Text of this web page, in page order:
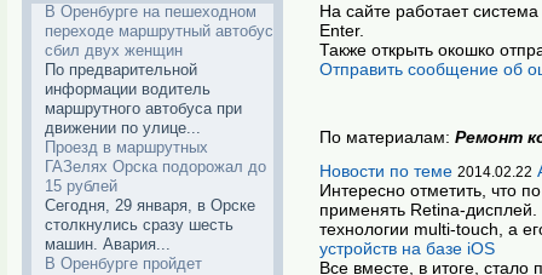
В Оренбурге на пешеходном
переходе маршрутный автобус
сбил двух женщин
По предварительной
информации водитель
маршрутного автобуса при
движении по улице...
Проезд в маршрутных
ГАЗелях Орска подорожал до
15 рублей
Сегодня, 29 января, в Орске
столкнулись сразу шесть
машин. Авария...
В Оренбурге пройдет
На сайте работает
Enter.
Также открыть окошко
Отправить сообщение об
По материалам: Ремонт
Новости по теме 2014.02.22
Интересно отметить, что
применять Retina-
технологии multi-touch, а
устройств на базе iOS
Все вместе, в итоге, стало